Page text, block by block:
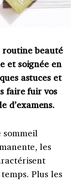
beauté
et soignée en
astuces et
faire fuir vos
d’examens.
sommeil
les
Plus les